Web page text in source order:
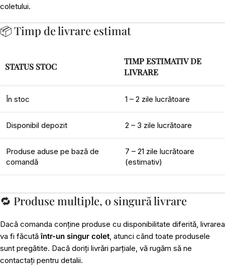
coletului.
📦 Timp de livrare estimat
STATUS STOC
TIMP ESTIMATIV DE
LIVRARE
În stoc 1 – 2 zile lucrătoare
Disponibil depozit 2 – 3 zile lucrătoare
Produse aduse pe bază de
comandă
7 – 21 zile lucrătoare
(estimativ)
🔁 Produse multiple, o singură livrare
Dacă comanda conține produse cu disponibilitate diferită, livrarea
va fi făcutăîntr-un singur colet, atunci când toate produsele
sunt pregătite. Dacă doriți livrări parțiale, vă rugăm să ne
contactați pentru detalii.